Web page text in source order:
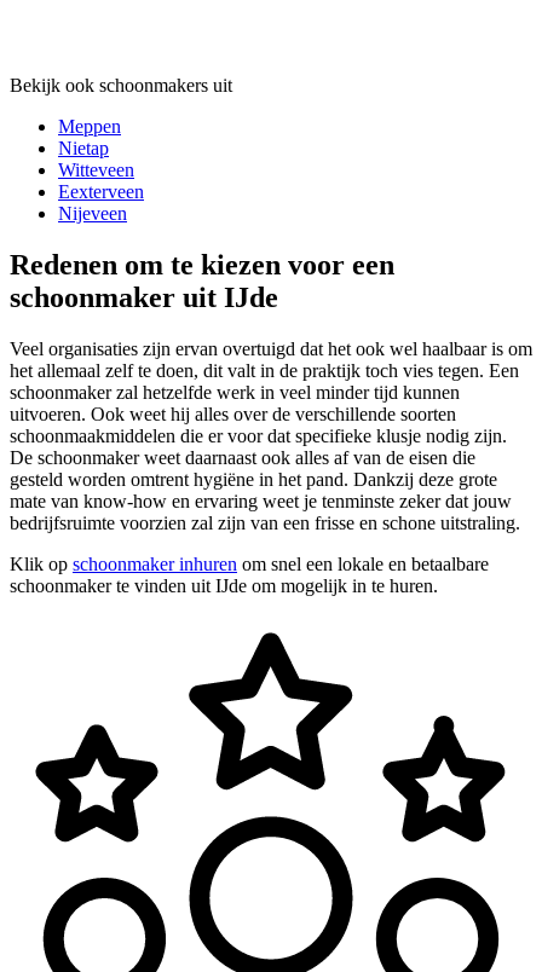
Bekijk ook schoonmakers uit
Meppen
Nietap
Witteveen
Eexterveen
Nijeveen
Redenen om te kiezen voor een
schoonmaker uit IJde
Veel organisaties zijn ervan overtuigd dat het ook wel haalbaar is om
het allemaal zelf te doen, dit valt in de praktijk toch vies tegen. Een
schoonmaker zal hetzelfde werk in veel minder tijd kunnen
uitvoeren. Ook weet hij alles over de verschillende soorten
schoonmaakmiddelen die er voor dat specifieke klusje nodig zijn.
De schoonmaker weet daarnaast ook alles af van de eisen die
gesteld worden omtrent hygiëne in het pand. Dankzij deze grote
mate van know-how en ervaring weet je tenminste zeker dat jouw
bedrijfsruimte voorzien zal zijn van een frisse en schone uitstraling.
Klik op schoonmaker inhuren om snel een lokale en betaalbare
schoonmaker te vinden uit IJde om mogelijk in te huren.